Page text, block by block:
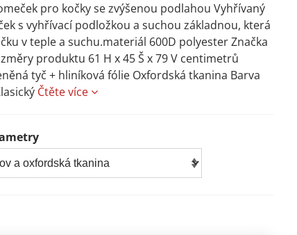
pro kočky se zvýšenou podlahou Vyhřívaný
s vyhřívací podložkou a suchou základnou, která
v teple a suchu.materiál 600D polyester Značka
produktu 61 H x 45 Š x 79 V centimetrů
tyč + hliníková fólie Oxfordská tkanina Barva
Čtěte více